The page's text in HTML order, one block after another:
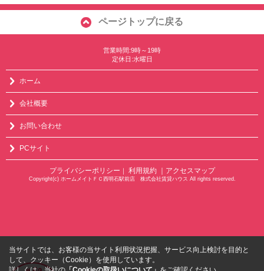
ページトップに戻る
営業時間:9時～19時
定休日:水曜日
ホーム
会社概要
お問い合わせ
PCサイト
プライバシーポリシー ｜ 利用規約 ｜アクセスマップ
Copyright(c) ホームメイトＦＣ西明石駅前店 株式会社賃貸ハウス All rights reserved.
当サイトでは、お客様の当サイト利用状況把握、サービス向上検討を目的と
して、クッキー（Cookie）を使用しています。